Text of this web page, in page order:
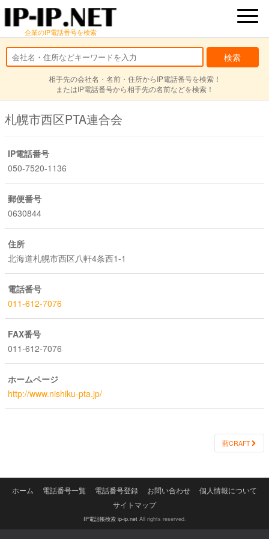
企業のIP電話番号を検索
相手先の会社名・名前・住所からIP電話番号を検索！
またはIP電話番号から相手先の名前などを検索！
札幌市西区PTA連合会
IP電話番号
050-7520-1136
郵便番号
0630844
住所
北海道札幌市西区八軒4条西1-1
電話番号
011-612-7076
FAX番号
011-612-7076
ホームページ
http://www.nishiku-pta.jp/
navigation
藍CRAFT
ホーム 電話番号一覧 電話番号登録 お問い合わせ
個人情報について
サイトマップ
IP電話帳検索 ip-ip.netAll rights reserved.